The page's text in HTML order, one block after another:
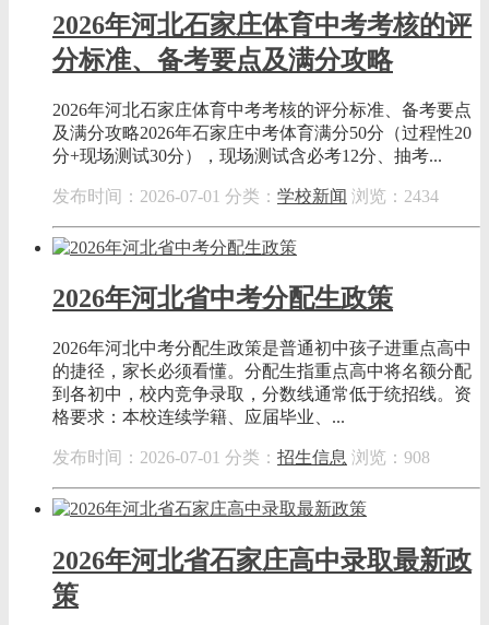
2026年河北石家庄体育中考考核的评
分标准、备考要点及满分攻略
2026年河北石家庄体育中考考核的评分标准、备考要点
及满分攻略2026年石家庄中考体育满分50分（过程性20
分+现场测试30分），现场测试含必考12分、抽考...
发布时间：2026-07-01 分类： 学校新闻 浏览：2434
2026年河北省中考分配生政策
2026年河北中考分配生政策是普通初中孩子进重点高中
的捷径，家长必须看懂。分配生指重点高中将名额分配
到各初中，校内竞争录取，分数线通常低于统招线。资
格要求：本校连续学籍、应届毕业、...
发布时间：2026-07-01 分类： 招生信息 浏览：908
2026年河北省石家庄高中录取最新政
策